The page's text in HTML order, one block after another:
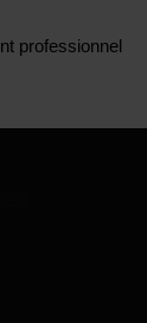
professionnel